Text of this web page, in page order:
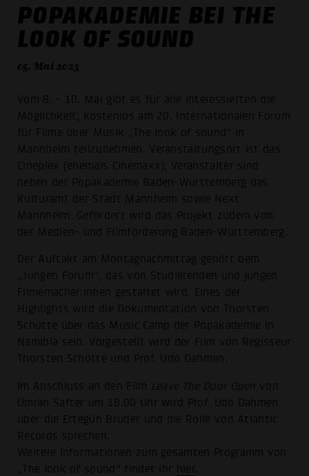
POPAKADEMIE BEI THE
LOOK OF SOUND
05. Mai 2023
Vom 8. - 10. Mai gibt es für alle Interessierten die
Möglichkeit, kostenlos am 20. Internationalen Forum
für Filme über Musik „The look of sound“ in
Mannheim teilzunehmen. Veranstaltungsort ist das
Cineplex (ehemals Cinemaxx), Veranstalter sind
neben der Popakademie Baden-Württemberg das
Kulturamt der Stadt Mannheim sowie Next
Mannheim. Gefördert wird das Projekt zudem von
der Medien- und Filmförderung Baden-Württemberg.
Der Auftakt am Montagnachmittag gehört dem
„Jungen Forum“, das von Studierenden und jungen
Filmemacher:innen gestaltet wird. Eines der
Highlights wird die Dokumentation von Thorsten
Schütte über das Music Camp der Popakademie in
Namibia sein. Vorgestellt wird der Film von Regisseur
Thorsten Schütte und Prof. Udo Dahmen.
Im Anschluss an den Film Leave The Door Open von
Ümran Safter um 18.00 Uhr wird Prof. Udo Dahmen
über die Ertegün Brüder und die Rolle von Atlantic
Records sprechen.
Weitere Informationen zum gesamten Programm von
„The look of sound“ findet ihr
hier.